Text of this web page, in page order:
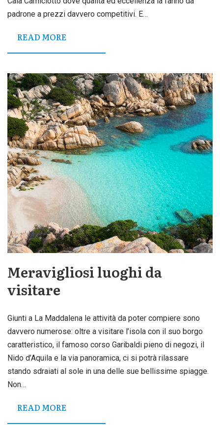
padrone a prezzi davvero competitivi. E…
READ MORE
Meravigliosi luoghi da
visitare
Giunti a La Maddalena le attività da poter compiere sono
davvero numerose: oltre a visitare l’isola con il suo borgo
caratteristico, il famoso corso Garibaldi pieno di negozi, il
Nido d’Aquila e la via panoramica, ci si potrà rilassare
stando sdraiati al sole in una delle sue bellissime spiagge.
Non…
READ MORE